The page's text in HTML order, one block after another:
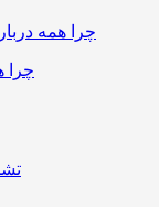
چرا